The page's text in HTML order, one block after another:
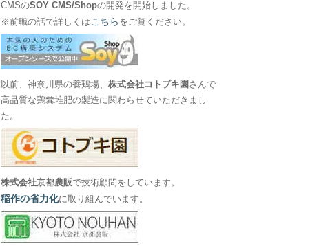
CMSのSOY CMS/Shopの開発を開始しました。
※前職の話で詳しくは こちら をご覧ください。
以前、神奈川県の養鶏場、株式会社コトブキ園 さんで
高品質な鶏糞堆肥の製造に関わらせていただきまし
た。
株式会社京都農販で技術顧問をしています。
稲作の省力化に取り組んでいます。